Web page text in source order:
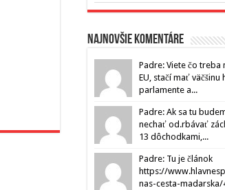
Najnovšie komentáre
Padre: Viete čo treba
EU, stačí mať väčšinu
parlamente a...
Padre: Ak sa tu
nechať od.rbávať
13 dôchodkami,...
Padre: Tu je článok
https://
nas-cesta-madarska/